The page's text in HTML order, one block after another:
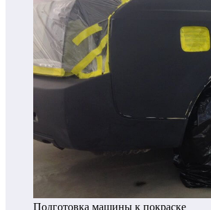
Подготовка машины к покраске